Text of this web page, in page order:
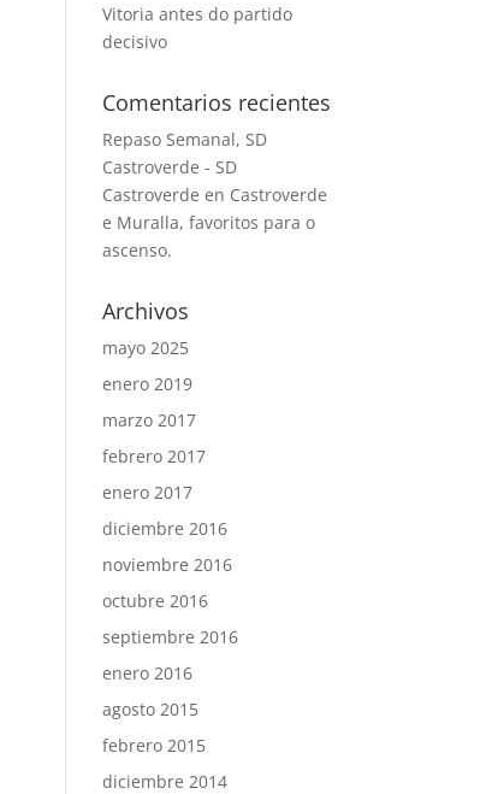
Vitoria antes do partido
decisivo
Comentarios recientes
Repaso Semanal, SD
Castroverde - SD
Castroverde en Castroverde
e Muralla, favoritos para o
ascenso.
Archivos
mayo 2025
enero 2019
marzo 2017
febrero 2017
enero 2017
diciembre 2016
noviembre 2016
octubre 2016
septiembre 2016
enero 2016
agosto 2015
febrero 2015
diciembre 2014